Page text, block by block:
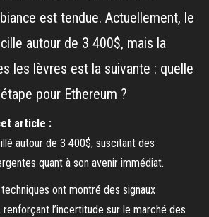
est tendue. Actuellement, le
autour de 3 400$, mais la
les lèvres est la suivante : quelle
pour Ethereum ?
article :
autour de 3 400$, suscitant des
quant à son avenir immédiat.
ont montré des signaux
l’incertitude sur le marché des